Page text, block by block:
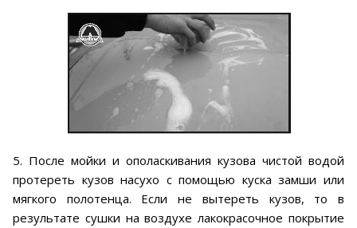
5. После мойки и ополаскивания кузова чистой водой
протереть кузов насухо с помощью куска замши или
мягкого полотенца. Если не вытереть кузов, то в
результате сушки на воздухе лакокрасочное покрытие